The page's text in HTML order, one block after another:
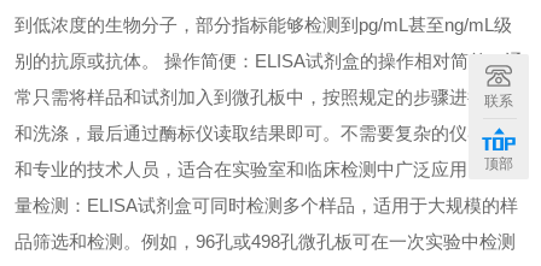
到低浓度的生物分子，部分指标能够检测到pg/mL甚至ng/mL级
别的抗原或抗体。 操作简便：ELISA试剂盒的操作相对简单，通
常只需将样品和试剂加入到微孔板中，按照规定的步骤进行孵育
和洗涤，最后通过酶标仪读取结果即可。不需要复杂的仪器设备
和专业的技术人员，适合在实验室和临床检测中广泛应用。 高通
量检测：ELISA试剂盒可同时检测多个样品，适用于大规模的样
品筛选和检测。例如，96孔或498孔微孔板可在一次实验中检测
联系
顶部